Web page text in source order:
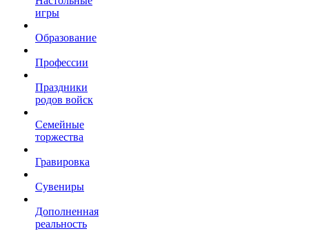
игры
Образование
Профессии
Праздники
родов войск
Семейные
торжества
Гравировка
Сувениры
Дополненная
реальность